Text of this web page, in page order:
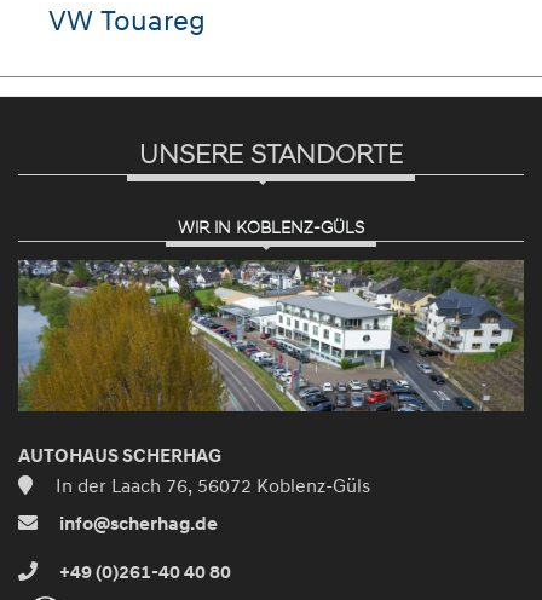
VW Touareg
UNSERE STANDORTE
WIR IN KOBLENZ-GÜLS
AUTOHAUS SCHERHAG
In der Laach 76, 56072 Koblenz-Güls
info@scherhag.de
+49 (0)261-40 40 80